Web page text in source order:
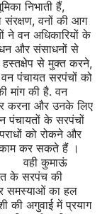
निभाती हैं,
संरक्षण, वनों की आग
ने वन अधिकारियों के
धन और संसाधनों से
से मुक्त करने,
पंचायत सरपंचों को
मांग की है. वन
करना और उनके लिए
पंचायतों के सरपंचों
को रोकने और
काम कर सकते हैं ।
वही कुमाऊं
के सरपंच की
समस्याओं का हल
की अगुवाई में प्रयाग